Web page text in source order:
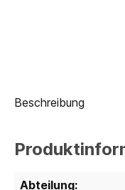
Beschreibung
Abteilung: